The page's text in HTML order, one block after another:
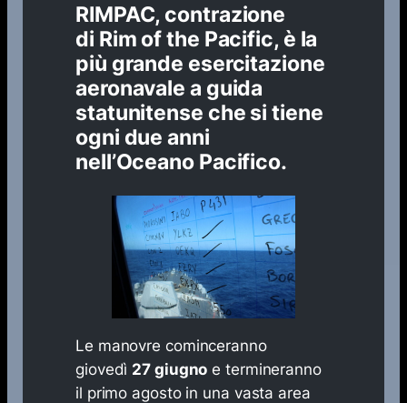
RIMPAC, contrazione
di Rim of the Pacific, è la
più grande esercitazione
aeronavale a guida
statunitense che si tiene
ogni due anni
nell’Oceano Pacifico.
Le manovre cominceranno
giovedì 27 giugno e termineranno
il primo agosto in una vasta area